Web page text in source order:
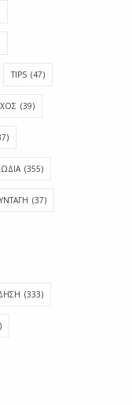
TIPS (47)
(39)
(355)
(37)
(333)